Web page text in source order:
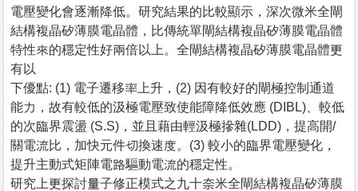
電壓變化會逐漸降低。研究結果的比較顯示，深次微米全閘
結構複晶矽薄膜電晶體，比傳統單閘結構複晶矽薄膜電晶體
特性來的穩定性好兩倍以上。全閘結構複晶矽薄膜電晶體更
有以
下優點: (1) 電子遷移率上升，(2) 因有較好的閘極控制通道
能力，故有較低的汲極電壓致使能障降低效應 (DIBL)、較低
的次臨界震盪 (S.S)，並且藉由輕汲極摻雜(LDD)，提高開/
關電流比，加快元件切換速度。(3) 較小的臨界電壓變化，
提升主動式矩陣電路驅動電流的穩定性。
研究上更探討量子修正模式之九十奈米全閘結構複晶矽薄膜